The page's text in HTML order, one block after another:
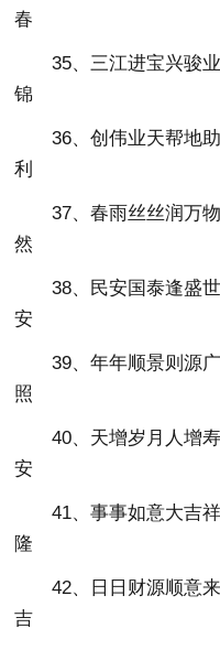
春
35、三江进宝兴骏
锦
36、创伟业天帮地
利
37、春雨丝丝润万
然
38、民安国泰逢盛
安
39、年年顺景则源
照
40、天增岁月人增
安
41、事事如意大吉
隆
42、日日财源顺意
吉